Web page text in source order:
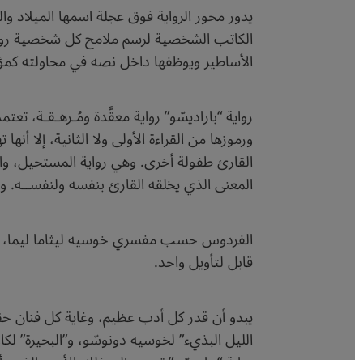
يدور محور الرواية فوق عجلة اسمها
الكاتب الشخصية لرسم ملامح كل شخصية
الأساطير ويوظفها داخل نصه في محاولته
رواية “باراديسّو” رواية معقَّدة ومُـرهـقـة،
ورموزها من القراءة الأولى ولا الثانية،
القارئ طفولة أخرى. وهي رواية المستحيل،
المعنى الذي يخلقه القارئ بنفسه
الفردوس حسب مفسري خوسيه ليثاما ليما،
قابل لتأويل واحد.
يبدو أن قدر كل أدب عظيم، وغاية كل فنان
الليل البذيء” لخوسيه دونوسّو، و”البحيرة”